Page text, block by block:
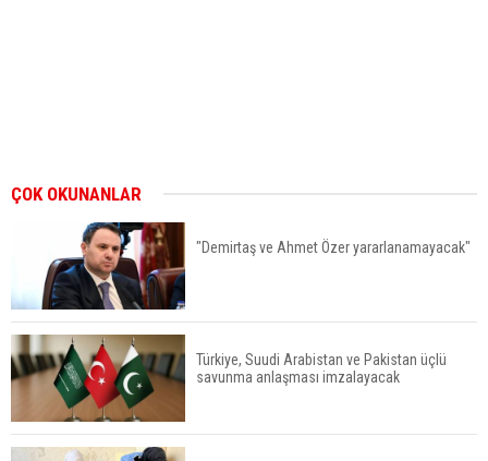
ÇOK OKUNANLAR
"Demirtaş ve Ahmet Özer yararlanamayacak"
Türkiye, Suudi Arabistan ve Pakistan üçlü
savunma anlaşması imzalayacak